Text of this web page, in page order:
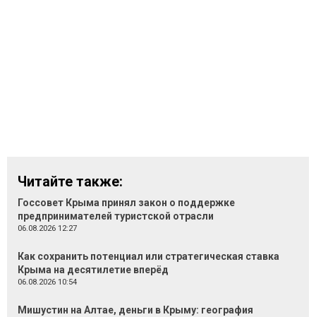
Читайте также:
Госсовет Крыма принял закон о поддержке
предпринимателей туристской отрасли
06.08.2026 12:27
Как сохранить потенциал или стратегическая ставка
Крыма на десятилетие вперёд
06.08.2026 10:54
Мишустин на Алтае, деньги в Крыму: география